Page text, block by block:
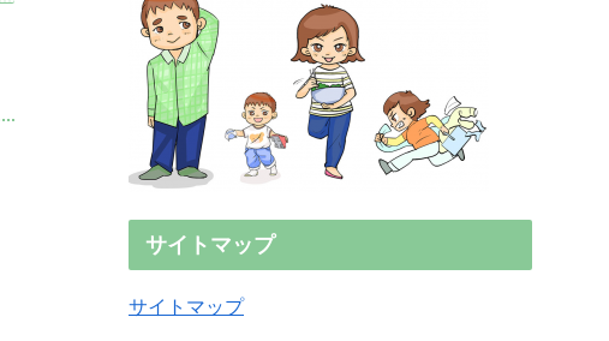
サイトマップ
サイトマップ